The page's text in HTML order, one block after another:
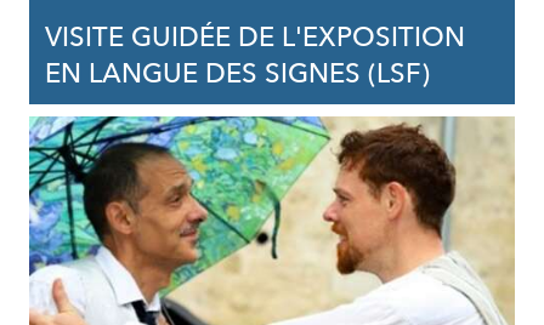
VISITE GUIDÉE DE L'EXPOSITION
EN LANGUE DES SIGNES (LSF)